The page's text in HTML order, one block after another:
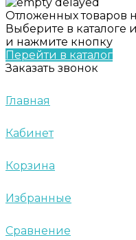
Отложенных товаров
Выберите в каталоге
и нажмите кнопку
Перейти в каталог
Заказать звонок
Главная
Кабинет
Корзина
Избранные
Сравнение